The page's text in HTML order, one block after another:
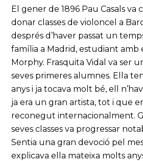
El gener de 1896 Pau Casals va
donar classes de violoncel a
després d’haver passat un
família a Madrid, estudiant amb
Morphy. Frasquita Vidal va ser
seves primeres alumnes. Ella
anys i ja tocava molt bé, ell
ja era un gran artista, tot i que
reconegut internacionalment.
seves classes va progressar
Sentia una gran devoció pel
explicava ella mateixa molts